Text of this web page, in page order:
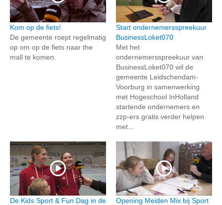
Kom op de fiets!
De gemeente roept regelmatig
op om op de fiets naar the
mall te komen.
Start ondernemersspreekuur
BusinessLoket070
Met het
ondernemersspreekuur van
BusinessLoket070 wil de
gemeente Leidschendam-
Voorburg in samenwerking
met Hogeschool InHolland
startende ondernemers en
zzp-ers gratis verder helpen
met...
De Kids Sport & Fun Dag in de
Opening Meiden Mix bij Sport